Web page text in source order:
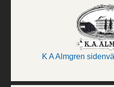
K A Almgren